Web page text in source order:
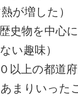
が増した）
史物を中心
い趣味）
以上の都道
まりいった